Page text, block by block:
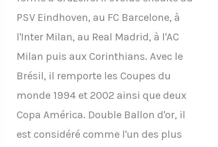
PSV Eindhoven, au FC Barcelone, à
l'Inter Milan, au Real Madrid, à l'AC
Milan puis aux Corinthians. Avec le
Brésil, il remporte les Coupes du
monde 1994 et 2002 ainsi que deux
Copa América. Double Ballon d'or, il
est considéré comme l'un des plus